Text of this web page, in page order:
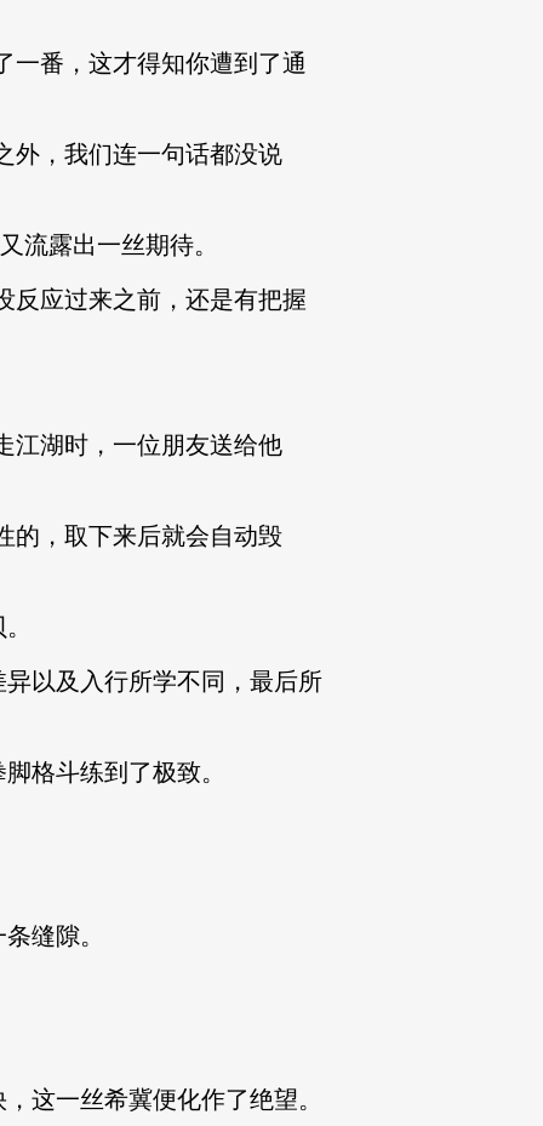
番，这才得知你遭到了通
，我们连一句话都没说
露出一丝期待。
应过来之前，还是有把握
湖时，一位朋友送给他
，取下来后就会自动毁
以及入行所学不同，最后所
格斗练到了极致。
缝隙。
一丝希冀便化作了绝望。